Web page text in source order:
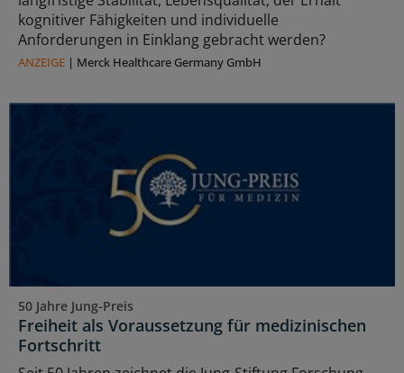
kognitiver Fähigkeiten und individuelle
Anforderungen in Einklang gebracht werden?
ANZEIGE | Merck Healthcare Germany GmbH
50 Jahre Jung-Preis
Freiheit als Voraussetzung für medizinischen
Fortschritt